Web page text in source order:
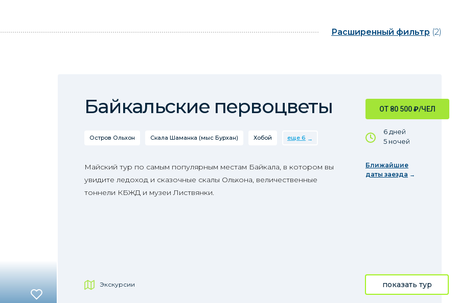
Расширенный фильтр (2)
ОТ 80 500₽/ЧЕЛ
6 дней
5 ночей
Ближайшие
даты заезда
Байкальские первоцветы
Остров Ольхон Скала Шаманка (мыс Бурхан) Хобой еще 6
Майский тур по самым популярным местам Байкала, в котором вы
увидите ледоход и сказочные скалы Ольхона, величественные
тоннели КБЖД и музеи Листвянки.
Экскурсии показать тур